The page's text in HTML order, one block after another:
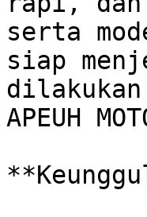
serta
siap
APEUH